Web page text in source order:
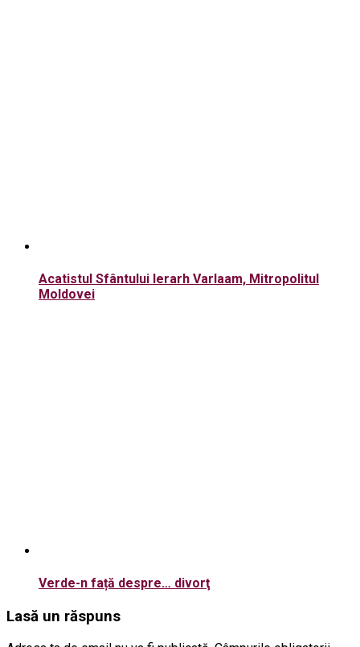
Acatistul Sfântului Ierarh Varlaam, Mitropolitul
Moldovei
Verde-n față despre… divorţ
Lasă un răspuns